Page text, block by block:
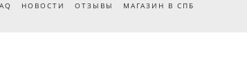
НОВОСТИ ОТЗЫВЫ МАГАЗИН В СПБ